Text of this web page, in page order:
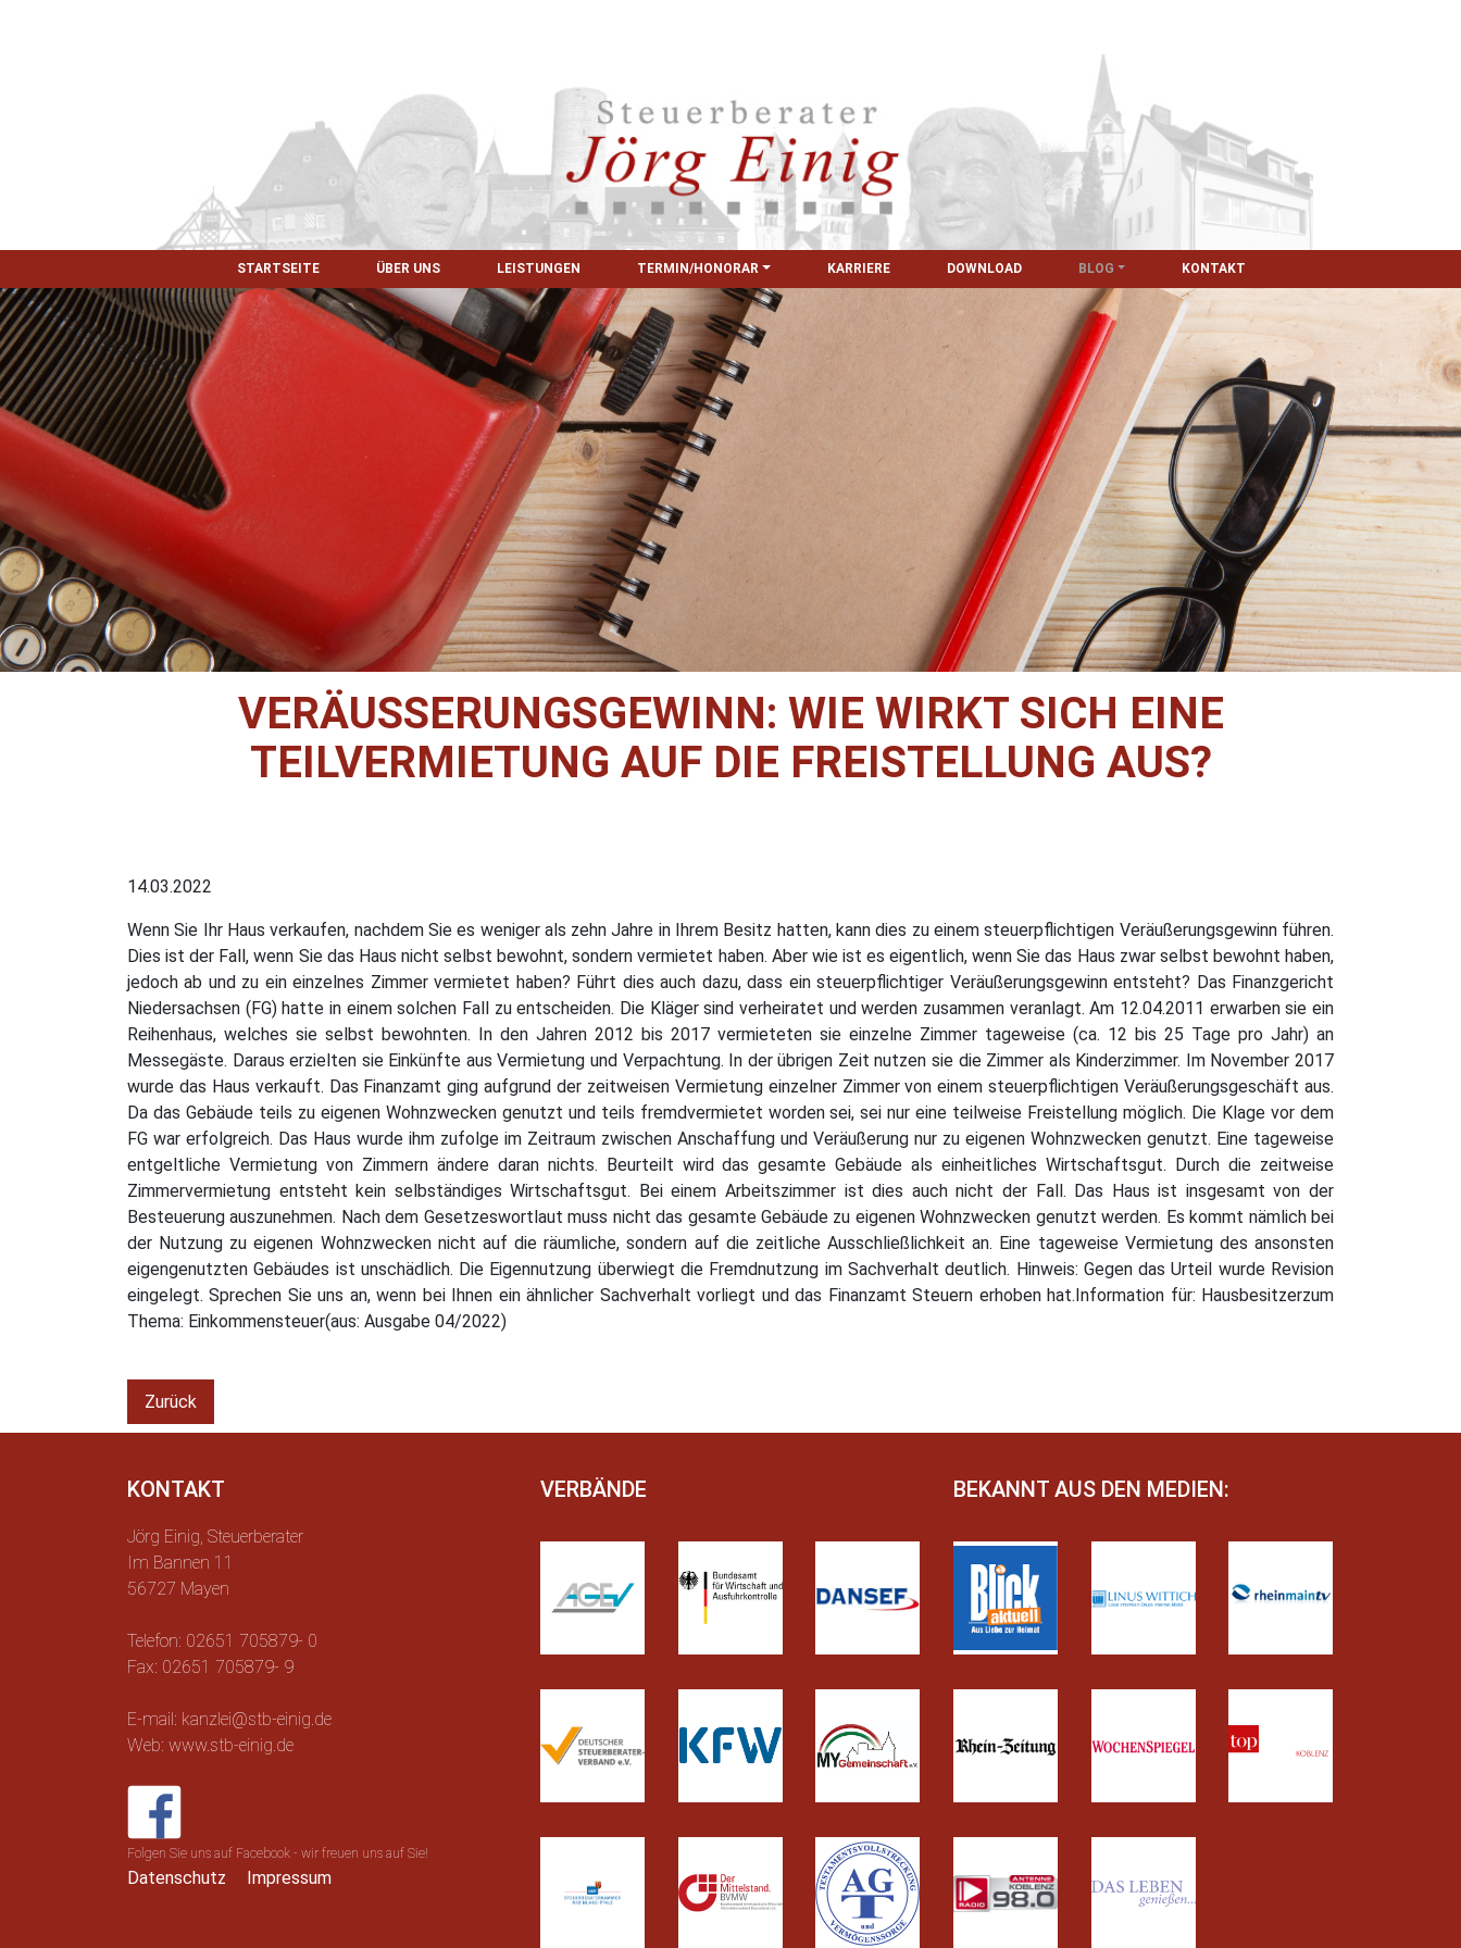
STARTSEITE ÜBER UNS LEISTUNGEN TERMIN/HONORAR KARRIERE DOWNLOAD BLOG KONTAKT
VERÄUSSERUNGSGEWINN: WIE WIRKT SICH EINE T
EILVERMIETUNG AUF DIE FREISTELLUNG AUS?
14.03.2022
Wenn Sie Ihr Haus verkaufen, nachdem Sie es weniger als zehn Jahre in Ihrem Besitz hatten, kann dies zu einem steuerpflichtigen Veräußerungsgewinn führen.
Dies ist der Fall, wenn Sie das Haus nicht selbst bewohnt, sondern vermietet haben. Aber wie ist es eigentlich, wenn Sie das Haus zwar selbst bewohnt haben,
jedoch ab und zu ein einzelnes Zimmer vermietet haben? Führt dies auch dazu, dass ein steuerpflichtiger Veräußerungsgewinn entsteht? Das Finanzgericht
Niedersachsen (FG) hatte in einem solchen Fall zu entscheiden. Die Kläger sind verheiratet und werden zusammen veranlagt. Am 12.04.2011 erwarben sie ein
Reihenhaus, welches sie selbst bewohnten. In den Jahren 2012 bis 2017 vermieteten sie einzelne Zimmer tageweise (ca. 12 bis 25 Tage pro Jahr) an
Messegäste. Daraus erzielten sie Einkünfte aus Vermietung und Verpachtung. In der übrigen Zeit nutzen sie die Zimmer als Kinderzimmer. Im November 2017
wurde das Haus verkauft. Das Finanzamt ging aufgrund der zeitweisen Vermietung einzelner Zimmer von einem steuerpflichtigen Veräußerungsgeschäft aus.
Da das Gebäude teils zu eigenen Wohnzwecken genutzt und teils fremdvermietet worden sei, sei nur eine teilweise Freistellung möglich. Die Klage vor dem
FG war erfolgreich. Das Haus wurde ihm zufolge im Zeitraum zwischen Anschaffung und Veräußerung nur zu eigenen Wohnzwecken genutzt. Eine tageweise
entgeltliche Vermietung von Zimmern ändere daran nichts. Beurteilt wird das gesamte Gebäude als einheitliches Wirtschaftsgut. Durch die zeitweise
Zimmervermietung entsteht kein selbständiges Wirtschaftsgut. Bei einem Arbeitszimmer ist dies auch nicht der Fall. Das Haus ist insgesamt von der
Besteuerung auszunehmen. Nach dem Gesetzeswortlaut muss nicht das gesamte Gebäude zu eigenen Wohnzwecken genutzt werden. Es kommt nämlich bei
der Nutzung zu eigenen Wohnzwecken nicht auf die räumliche, sondern auf die zeitliche Ausschließlichkeit an. Eine tageweise Vermietung des ansonsten
eigengenutzten Gebäudes ist unschädlich. Die Eigennutzung überwiegt die Fremdnutzung im Sachverhalt deutlich. Hinweis: Gegen das Urteil wurde Revision
eingelegt. Sprechen Sie uns an, wenn bei Ihnen ein ähnlicher Sachverhalt vorliegt und das Finanzamt Steuern erhoben hat.Information für: Hausbesitzerzum
Thema: Einkommensteuer(aus: Ausgabe 04/2022)
Zurück
KONTAKT
Jörg Einig, Steuerberater
Im Bannen 11
56727 Mayen
Telefon: 02651 705879- 0
Fax: 02651 705879- 9
E-mail: kanzlei@stb-einig.de
Web: www.stb-einig.de
Folgen Sie uns auf Facebook - wir freuen uns auf Sie!
Datenschutz Impressum
VERBÄNDE BEKANNT AUS DEN MEDIEN: